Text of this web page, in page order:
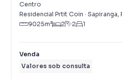
Centro
Residencial Prtit Coin · Sapiranga,
9025m² 2 2 1
Venda
Valores sob consulta